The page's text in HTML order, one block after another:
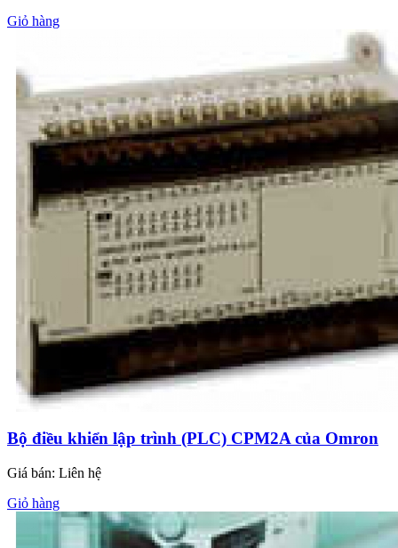
Giỏ hàng
Bộ điều khiển lập trình (PLC) CPM2A của Omron
Giá bán: Liên hệ
Giỏ hàng